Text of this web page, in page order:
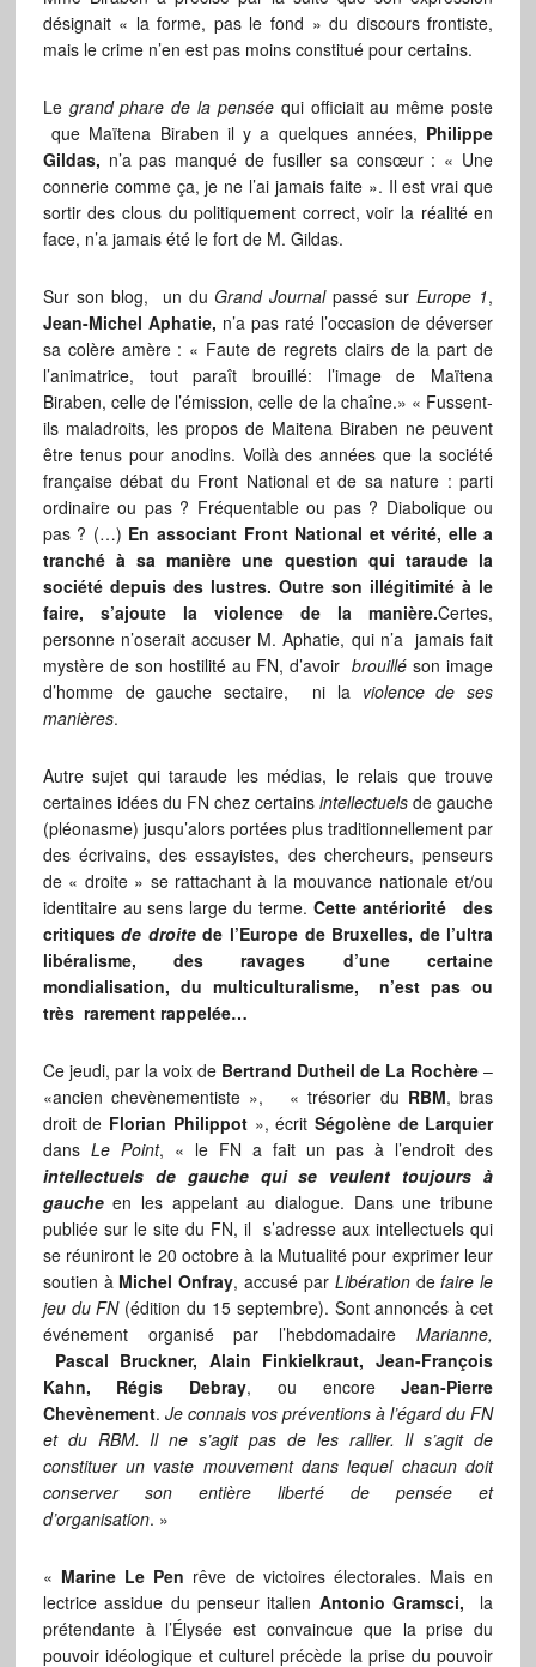
désignait « la forme, pas le fond » du discours frontiste,
mais le crime n’en est pas moins constitué pour certains.
Legrand phare de la pensée qui officiait au même poste
que Maïtena Biraben il y a quelques années, Philippe
Gildas, n’a pas manqué de fusiller sa consœur : « Une
connerie comme ça, je ne l’ai jamais faite ». Il est vrai que
sortir des clous du politiquement correct, voir la réalité en
face, n’a jamais été le fort de M. Gildas.
Sur son blog, un du Grand Journalpassé sur Europe 1,
Jean-Michel Aphatie, n’a pas raté l’occasion de déverser
sa colère amère : « Faute de regrets clairs de la part de
l’animatrice, tout paraît brouillé: l’image de Maïtena
Biraben, celle de l’émission, celle de la chaîne.» « Fussent-
ils maladroits, les propos de Maitena Biraben ne peuvent
être tenus pour anodins. Voilà des années que la société
française débat du Front National et de sa nature : parti
ordinaire ou pas ? Fréquentable ou pas ? Diabolique ou
pas ? (…) En associant Front National et vérité, elle a
tranché à sa manière une question qui taraude la
société depuis des lustres. Outre son illégitimité à le
faire, s’ajoute la violence de la manière.Certes,
personne n’oserait accuser M. Aphatie, qui n’a jamais fait
mystère de son hostilité au FN, d’avoir brouilléson image
d’homme de gauche sectaire, ni la violence de ses
manières.
Autre sujet qui taraude les médias, le relais que trouve
certaines idées du FN chez certainsintellectuels de gauche
(pléonasme) jusqu’alors portées plus traditionnellement par
des écrivains, des essayistes, des chercheurs, penseurs
de « droite » se rattachant à la mouvance nationale et/ou
identitaire au sens large du terme. Cette antériorité des
critiquesde droitede l’Europe de Bruxelles, de l’ultra
libéralisme, des ravages d’une certaine
mondialisation, du multiculturalisme, n’est pas ou
très rarement rappelée…
Ce jeudi, par la voix de Bertrand Dutheil de La Rochère –
«ancien chevènementiste », « trésorier du RBM, bras
droit de Florian Philippot », écrit Ségolène de Larquier
dans Le Point, « le FN a fait un pas à l’endroit des
intellectuels de gauche qui se veulent toujours à
gaucheen les appelant au dialogue. Dans une tribune
publiée sur le site du FN, il s’adresse aux intellectuels qui
se réuniront le 20 octobre à la Mutualité pour exprimer leur
soutien à Michel Onfray, accusé par Libérationdefaire le
jeu du FN(édition du 15 septembre). Sont annoncés à cet
événement organisé par l’hebdomadaire Marianne,
Pascal Bruckner, Alain Finkielkraut, Jean-François
Kahn, Régis Debray, ou encoreJean-Pierre
Chevènement. Je connais vos préventions à l’égard du FN
et du RBM. Il ne s’agit pas de les rallier. Il s’agit de
constituer un vaste mouvement dans lequel chacun doit
conserver son entière liberté de pensée et
d’organisation. »
« Marine Le Pen rêve de victoires électorales. Mais en
lectrice assidue du penseur italien Antonio Gramsci,
la
prétendante à l’Élysée est convaincue que la prise du
pouvoir idéologique et culturel précède la prise du pouvoir